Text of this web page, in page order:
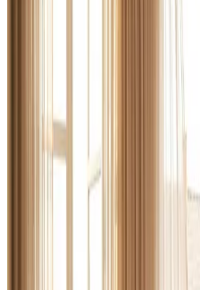
Erhverv, kontor og industri